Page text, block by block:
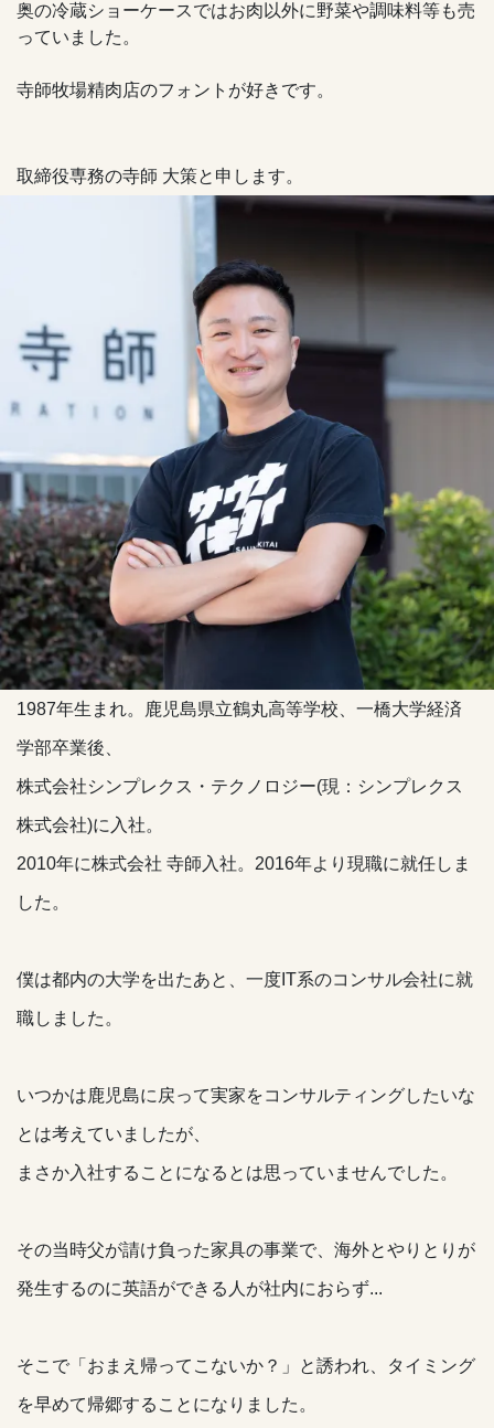
奥の冷蔵ショーケースではお肉以外に野菜や調味料等も売
っていました。
寺師牧場精肉店のフォントが好きです。
取締役専務の寺師 大策と申します。
1987年生まれ。鹿児島県立鶴丸高等学校、一橋大学経済
学部卒業後、
株式会社シンプレクス・テクノロジー(現：シンプレクス
株式会社)に入社。
2010年に株式会社 寺師入社。2016年より現職に就任しま
した。
僕は都内の大学を出たあと、一度IT系のコンサル会社に就
職しました。
いつかは鹿児島に戻って実家をコンサルティングしたいな
とは考えていましたが、
まさか入社することになるとは思っていませんでした。
その当時父が請け負った家具の事業で、海外とやりとりが
発生するのに英語ができる人が社内におらず...
そこで「おまえ帰ってこないか？」と誘われ、タイミング
を早めて帰郷することになりました。